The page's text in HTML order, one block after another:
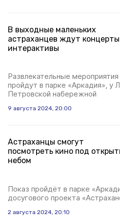
В выходные маленьких
астраханцев ждут
интерактивы
Развлекательные
пройдут в парке «Аркадия», у
Петровской набережной
9 августа 2024, 20:00
Астраханцы смогут
посмотреть кино под
небом
Показ пройдёт в парке
досугового проекта
2 августа 2024, 20:10